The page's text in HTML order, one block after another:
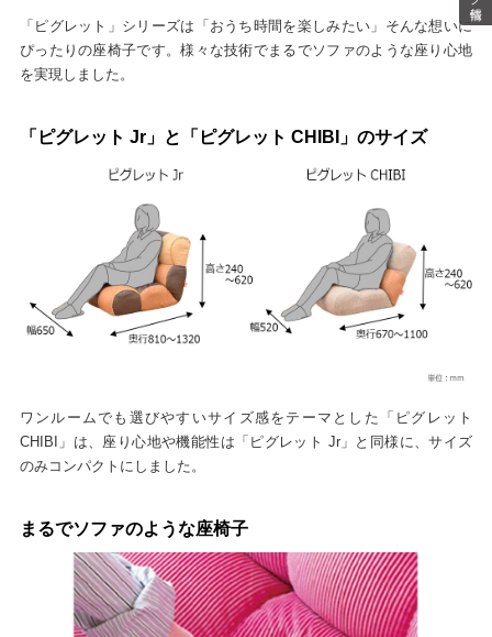
「ピグレット」シリーズは「おうち時間を楽しみたい」そんな想いに
ぴったりの座椅子です。様々な技術でまるでソファのような座り心地
を実現しました。
「ピグレット Jr」と「ピグレット CHIBI」のサイズ
ワンルームでも選びやすいサイズ感をテーマとした「ピグレット
CHIBI」は、座り心地や機能性は「ピグレット Jr」と同様に、サイズ
のみコンパクトにしました。
まるでソファのような座椅子